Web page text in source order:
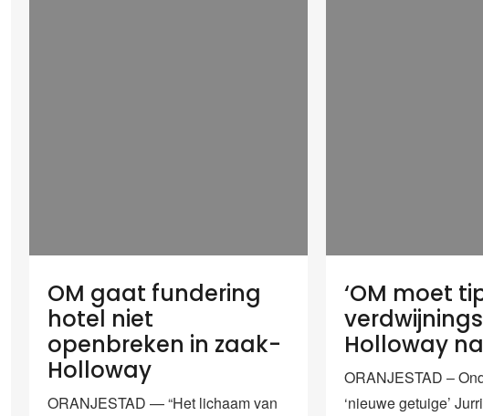
OM gaat fundering
hotel niet
openbreken in zaak-
Holloway
ORANJESTAD — “Het lichaam van
‘OM moet
Holloway
ORANJESTAD –
‘nieuwe getuige’